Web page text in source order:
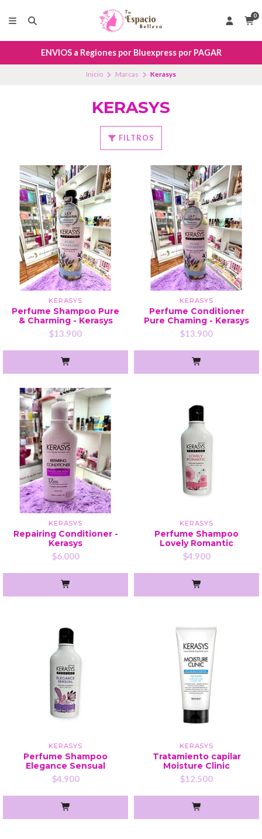
0
ENVIOS a Regiones por Bluexpress por PAGAR
Inicio Marcas Kerasys
KERASYS
FILTROS
KERASYS
Perfume Shampoo Pure
& Charming - Kerasys
$13.900
KERASYS
Perfume Conditioner
Pure Chaming - Kerasys
$13.900
KERASYS
Repairing Conditioner -
Kerasys
$6.000
KERASYS
Perfume Shampoo
Lovely Romantic
$4.900
KERASYS
Perfume Shampoo
Elegance Sensual
$4.900
KERASYS
Tratamiento capilar
Moisture Clinic
$12.500